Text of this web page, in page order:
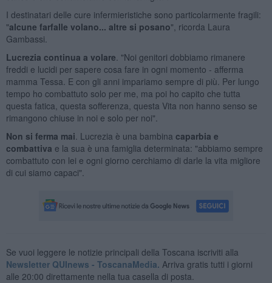
I destinatari delle cure infermieristiche sono particolarmente fragili:
"alcune farfalle volano... altre si posano", ricorda Laura
Gambassi.
Lucrezia continua a volare . "Noi genitori dobbiamo rimanere
freddi e lucidi per sapere cosa fare in ogni momento - afferma
mamma Tessa. E con gli anni impariamo sempre di più. Per lungo
tempo ho combattuto solo per me, ma poi ho capito che tutta
questa fatica, questa sofferenza, questa Vita non hanno senso se
rimangono chiuse in noi e solo per noi".
Non si ferma mai . Lucrezia è una bambina caparbia e
combattiva e la sua è una famiglia determinata: "abbiamo sempre
combattuto con lei e ogni giorno cerchiamo di darle la vita migliore
di cui siamo capaci".
Se vuoi leggere le notizie principali della Toscana iscriviti alla
Newsletter QUInews - ToscanaMedia. Arriva gratis tutti i giorni
alle 20:00 direttamente nella tua casella di posta.